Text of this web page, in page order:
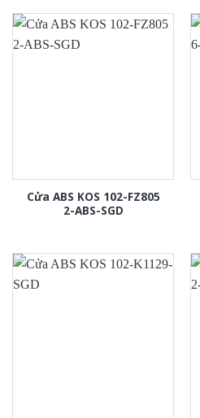
Cửa ABS KOS 102-FZ805
2-ABS-SGD